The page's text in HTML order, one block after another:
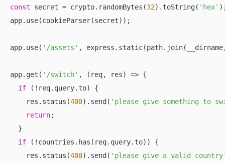
const secret = crypto.randomBytes(32).toString( 'hex'
app.use(cookieParser(secret));
app.use( '/assets' ,
app.get( '/switch' , ( req, res) => {
if (!req.query.to) {
    res.status(
400).send( 'please give something to
return;
  }
if (!countries.has(req.query.to)) {
    res.status(
400).send( 'please give a valid